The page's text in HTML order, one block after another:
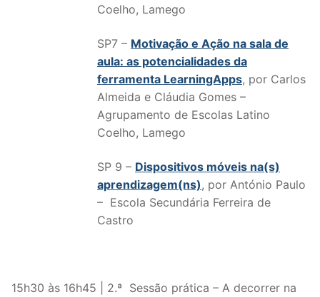
Coelho, Lamego
SP7 – Motivação e Ação na sala de
aula: as potencialidades da
ferramenta LearningApps, por Carlos
Almeida e Cláudia Gomes –
Agrupamento de Escolas Latino
Coelho, Lamego
SP 9 – Dispositivos móveis na(s)
aprendizagem(ns), por António Paulo
– Escola Secundária Ferreira de
Castro
15h30 às 16h45 | 2.ª Sessão prática – A decorrer na